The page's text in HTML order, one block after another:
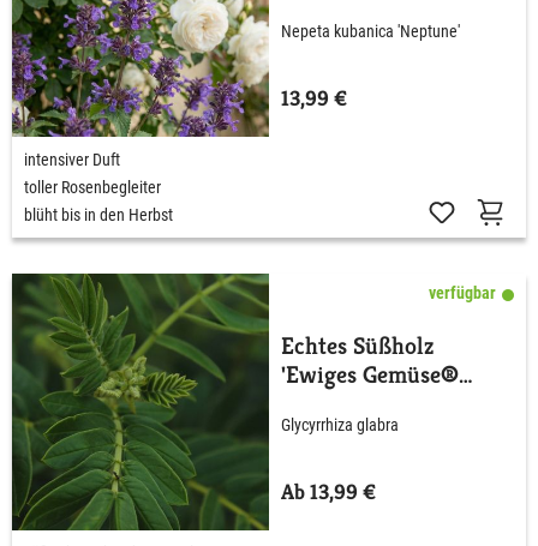
Nepeta kubanica 'Neptune'
13,99 €
intensiver Duft
toller Rosenbegleiter
blüht bis in den Herbst
verfügbar
Echtes Süßholz
'Ewiges Gemüse®
Glycyrrhiza glabra
Ab 13,99 €